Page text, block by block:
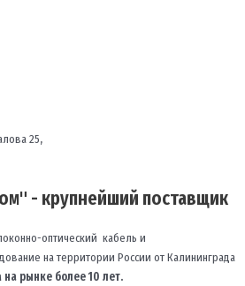
25,
- крупнейший поставщик
оптический кабель и
на территории России от Калининграда
на рынке более 10 лет.